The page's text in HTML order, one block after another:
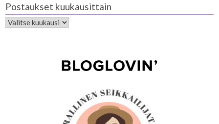
Postaukset kuukausittain